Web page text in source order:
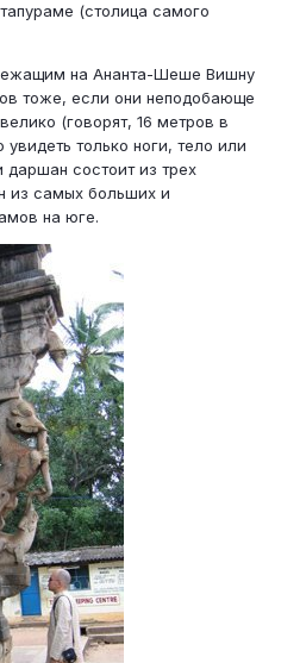
(столица самого
на Ананта-Шеше Вишну
тоже, если они неподобающе
(говорят, 16 метров в
только ноги, тело или
даршан состоит из трех
из самых больших и
на юге.